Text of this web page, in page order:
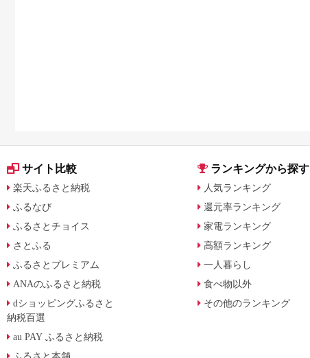
サイト比較
楽天ふるさと納税
ふるなび
ふるさとチョイス
さとふる
ふるさとプレミアム
ANAのふるさと納税
dショッピングふるさと
納税百選
au PAY ふるさと納税
ふるさと本舗
ランキングから探す
人気ランキング
還元率ランキング
家電ランキング
高額ランキング
一人暮らし
食べ物以外
その他のランキング